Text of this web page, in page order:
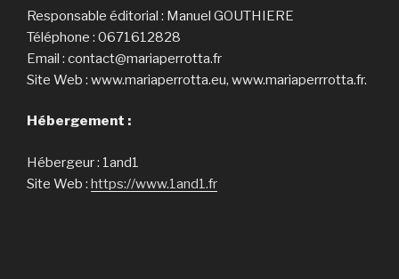
Responsable éditorial : Manuel GOUTHIERE
Téléphone : 0671612828
Email : contact@mariaperrotta.fr
Site Web : www.mariaperrotta.eu, www.mariaperrrotta.fr.
Hébergement :
Hébergeur : 1and1
Site Web : https://www.1and1.fr